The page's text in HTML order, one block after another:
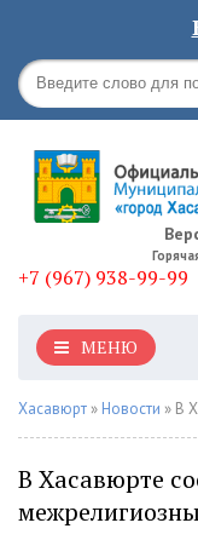
+7 (967) 938-99-99
МЕНЮ
Хасавюрт » Новости » В
В Хасавюрте